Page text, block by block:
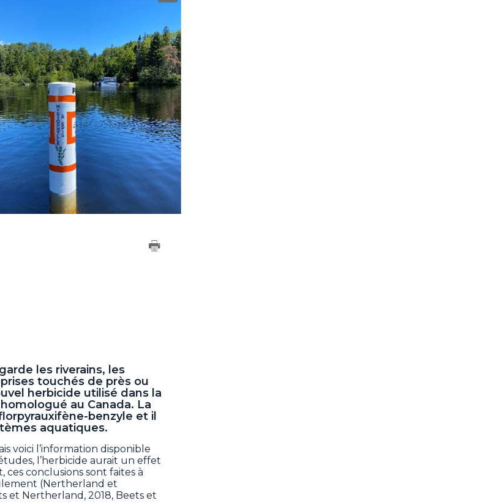
les riverains, les
touchés de près ou
herbicide utilisé dans la
au Canada. La
benzyle et il
aquatiques.
voici l’information disponible
l’herbicide aurait un effet
ces conclusions sont faites à
(Nertherland et
et Nertherland, 2018, Beets et